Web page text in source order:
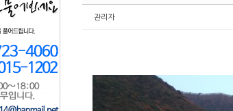
관리자